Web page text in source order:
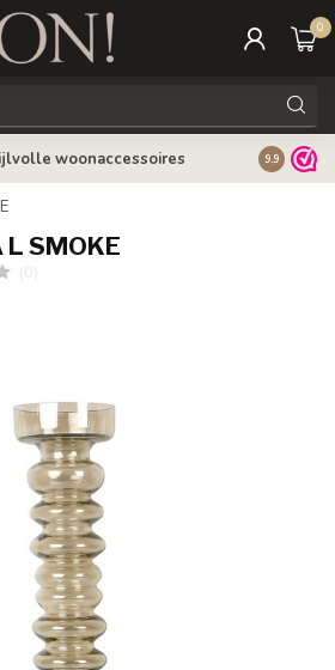
0
woonaccessoires 9.9
SMOKE
(0)